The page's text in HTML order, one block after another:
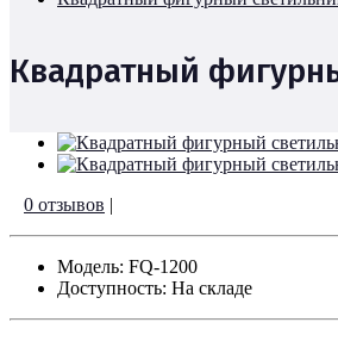
Квадратный
0 отзывов |
Модель: FQ-1200
Доступность: На складе